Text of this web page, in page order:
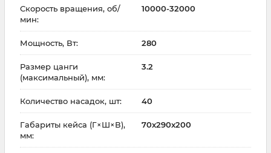
Скорость вращения, об/
мин:
10000-32000
Мощность, Вт: 280
Размер цанги
(максимальный), мм:
3.2
Количество насадок, шт: 40
Габариты кейса (Г×Ш×В),
мм:
70x290x200